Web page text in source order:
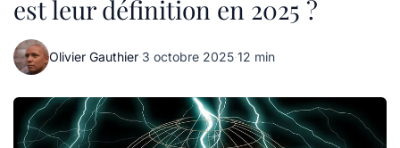
est leur définition en 2025 ?
Olivier Gauthier·3 octobre 2025·12 min